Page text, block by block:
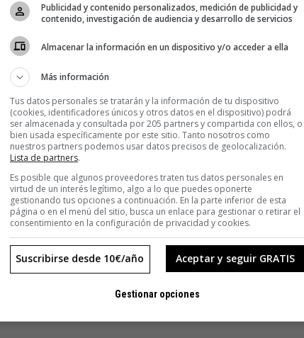
Publicidad y contenido personalizados, medición de publicidad y
contenido, investigación de audiencia y desarrollo de servicios
Almacenar la información en un dispositivo y/o acceder a ella
Más información
Tus datos personales se tratarán y la información de tu dispositivo
(cookies, identificadores únicos y otros datos en el dispositivo) podrá
ser almacenada y consultada por 205 partners y compartida con ellos, o
bien usada específicamente por este sitio. Tanto nosotros como
nuestros partners podemos usar datos precisos de geolocalización.
Lista de partners.
Es posible que algunos proveedores traten tus datos personales en
virtud de un interés legítimo, algo a lo que puedes oponerte
gestionando tus opciones a continuación. En la parte inferior de esta
página o en el menú del sitio, busca un enlace para gestionar o retirar el
consentimiento en la configuración de privacidad y cookies.
Aceptar y seguir GRATIS
Suscribirse desde 10€/año
Gestionar opciones